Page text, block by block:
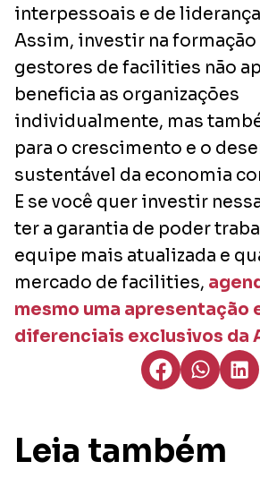
interpessoais e de
Assim, investir na
gestores de facilities não
beneficia as organizações
individualmente, mas
para o crescimento e o
sustentável da economia
E se você quer investir
ter a garantia de poder
equipe mais atualizada e
mercado de facilities,
mesmo uma apresentação
diferenciais exclusivos da
Leia também